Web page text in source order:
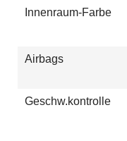
Innenraum-Farbe
Airbags
Geschw.kontrolle